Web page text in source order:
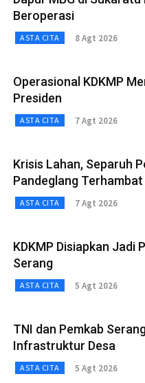
Beroperasi
ASTA CITA 8 Agt 2026
Operasional KDKMP
Presiden
ASTA CITA 7 Agt 2026
Krisis Lahan, Separuh
Pandeglang Terhambat
ASTA CITA 7 Agt 2026
KDKMP Disiapkan Jadi
Serang
ASTA CITA 5 Agt 2026
TNI dan Pemkab
Infrastruktur Desa
ASTA CITA 5 Agt 2026